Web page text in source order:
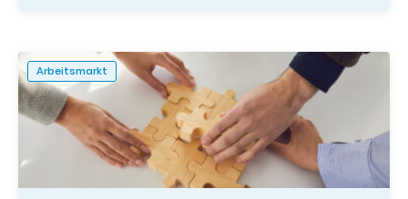
Arbeitsmarkt